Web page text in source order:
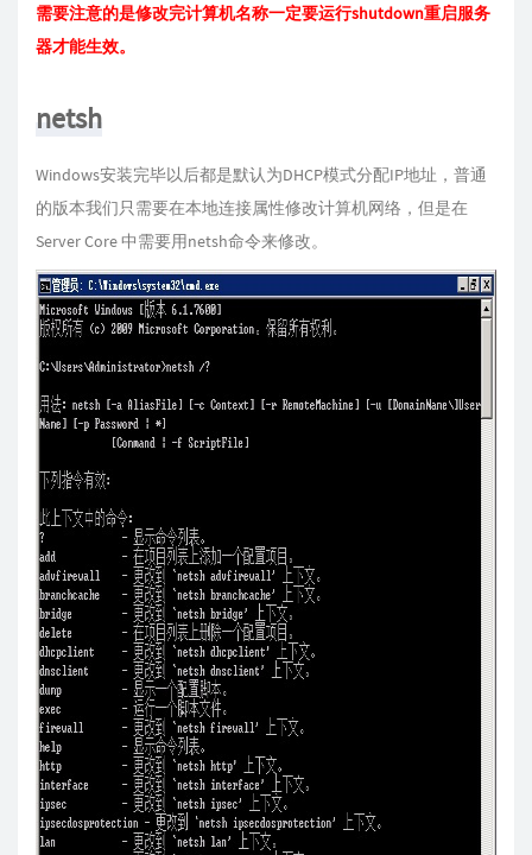
需要注意的是修改完计算机名称一定要运行shutdown重启服务
器才能生效。
netsh
Windows安装完毕以后都是默认为DHCP模式分配IP地址，普通
的版本我们只需要在本地连接属性修改计算机网络，但是在
Server Core 中需要用netsh命令来修改。